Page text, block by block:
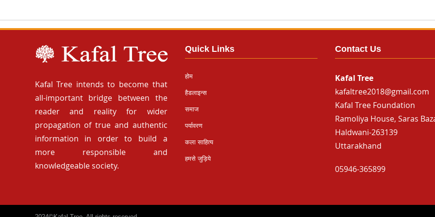
Kafal Tree intends to become that
all-important bridge between the
reader and reality for wider
propagation of true and authentic
information in order to build a
more responsible and
knowledgeable society.
Quick Links
होम
हैडलाइन्स
समाज
पर्यावरण
कला साहित्य
हमसे जुड़िये
Contact Us
Kafal Tree
kafaltree2018@gmail.com
Kafal Tree Foundation
Ramoliya House, Saras
Haldwani-263139
Uttarakhand
05946-365899